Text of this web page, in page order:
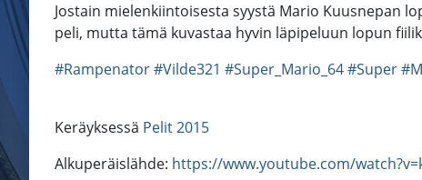
Jostain mielenkiintoisesta syystä Mario Kuusnepan
peli, mutta tämä kuvastaa hyvin läpipeluun lopun
#Rampenator#Vilde321 #Super_Mario_64#Super
Keräyksessä Pelit 2015
Alkuperäislähde: https://www.youtube.com/